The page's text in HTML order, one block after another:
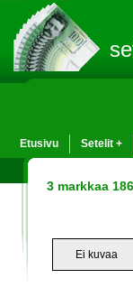
Etusivu Setelit +
3 markkaa
Ei kuvaa